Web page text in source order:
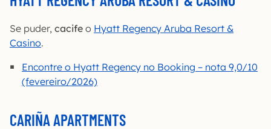
Se puder, cacife o Hyatt Regency Aruba Resort &
Casino.
Encontre o Hyatt Regency no Booking – nota 9,0/10
(fevereiro/2026)
CARIÑA APARTMENTS